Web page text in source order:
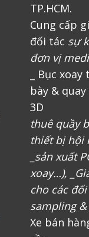
TP.HCM.
Cung cấp
đối tác sự
đơn vị
_ Bục
bày &
3D
thuê quầy
thiết bị hội
_sản xuất
xoay…),
cho các
sampling
Xe bán